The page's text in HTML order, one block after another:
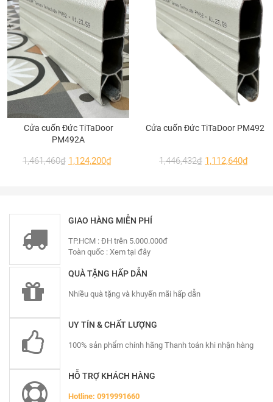
Với thiết kế hiện đại và cao cấp, mẫu vách ngăn cho phòng ngủ tạo
nên sự nỗi bật cho căn phòng
Mẫu vách ngăn phòng hiện đại và sang trọng
Cửa cuốn Đức TiTaDoor
PM492A
1,461,460₫ 1,124,200₫
Cửa cuốn Đức TiTaDoor PM492
1,446,432₫ 1,112,640₫
GIAO HÀNG MIỄN PHÍ
TP.HCM : ĐH trên 5.000.000đ
Toàn quốc : Xem tại đây
QUÀ TẶNG HẤP DẪN
Nhiều quà tặng và khuyến mãi hấp dẫn
UY TÍN & CHẤT LƯỢNG
100% sản phẩm chính hãng Thanh toán khi nhận hàng
HỖ TRỢ KHÁCH HÀNG
Hotline: 0919991660